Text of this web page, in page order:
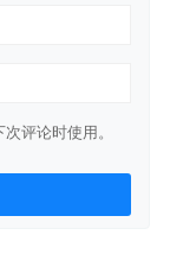
评论时使用。